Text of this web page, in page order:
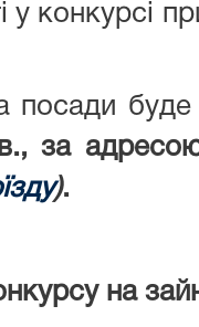
у конкурсі
посади
за
).
на